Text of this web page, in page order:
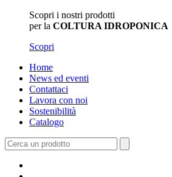
Scopri i nostri prodotti
per la COLTURA IDROPONICA
Scopri
Home
News ed eventi
Contattaci
Lavora con noi
Sostenibilità
Catalogo